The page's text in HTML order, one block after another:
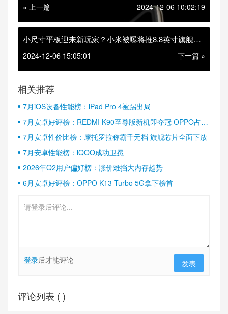
« 上一篇 2024-12-06 10:02:19
小尺寸平板迎来新玩家？小米被曝将推8.8英寸旗舰平
2024-12-06 15:05:01 下一篇 »
相关推荐
7月iOS设备性能榜：iPad Pro 4被踢出局
7月安卓好评榜：REDMI K90至尊版新机即夺冠 OPPO占据
半壁江山
7月安卓性价比榜：摩托罗拉称霸千元档 旗舰芯片全面下放
7月安卓性能榜：iQOO成功卫冕
2026年Q2用户偏好榜：涨价难挡大内存趋势
6月安卓好评榜：OPPO K13 Turbo 5G拿下榜首
登录后才能评论 发表
评论列表 ( )